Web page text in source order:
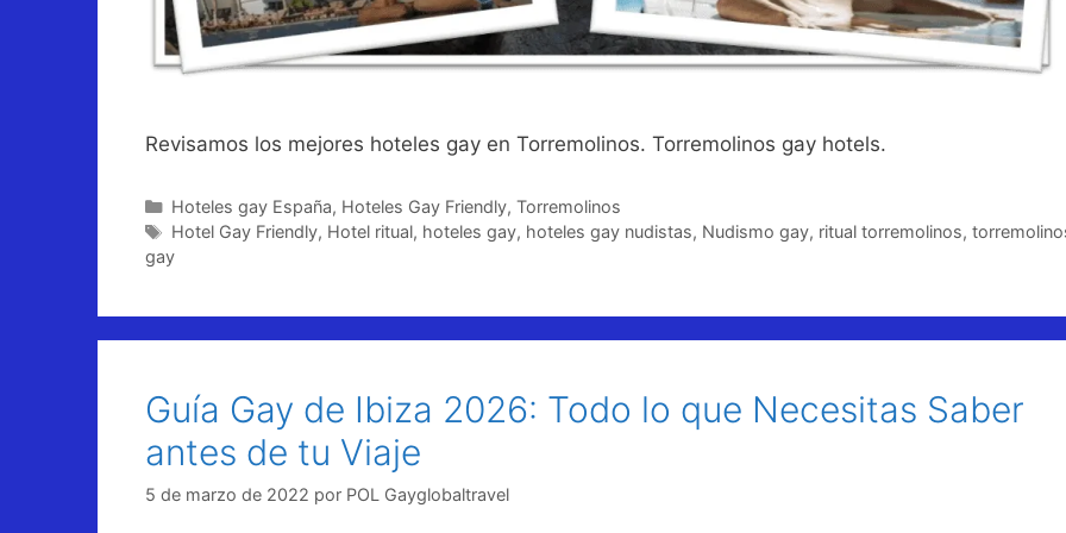
Revisamos los mejores hoteles gay en Torremolinos. Torremolinos gay hotels.
Categorías
Hoteles gay España, Hoteles Gay Friendly, Torremolinos
Etiquetas
Hotel Gay Friendly, Hotel ritual, hoteles gay, hoteles gay nudistas, Nudismo gay, ritual torremolinos,
gay
Guía Gay de Ibiza 2026: Todo lo que Necesitas Saber
antes de tu Viaje
5 de marzo de 2022 por POL Gayglobaltravel